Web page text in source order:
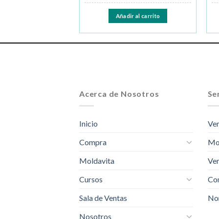
Añadir al carrito
Acerca de Nosotros
Inicio
Compra
Moldavita
Cursos
Sala de Ventas
Nosotros